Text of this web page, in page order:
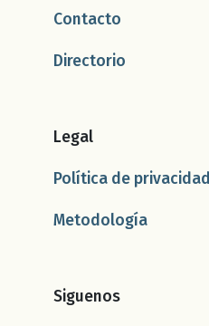
Contacto
Directorio
Legal
Política de privacidad
Metodología
Siguenos